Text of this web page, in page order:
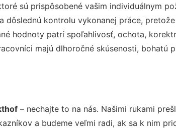
sú prispôsobené vašim individuálnym
dôslednú kontrolu vykonanej práce,
hodnoty patrí spoľahlivosť, ochota,
majú dlhoročné skúsenosti, bohatú
– nechajte to na nás. Našimi rukami
a budeme veľmi radi, ak sa k nim